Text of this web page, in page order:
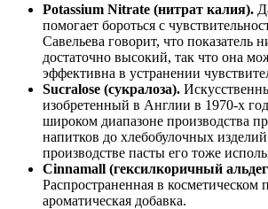
Potassium Nitrate (нитрат калия).
помогает бороться с
Савельева говорит, что показатель
достаточно высокий, так что она
эффективна в устранении
Sucralose (сукралоза).
изобретенный в Англии в 1970-х
широком диапазоне производства
напитков до хлебобулочных
производстве пасты его тоже
Cinnamall (гексилкоричный
Распространенная в косметическом
ароматическая добавка.